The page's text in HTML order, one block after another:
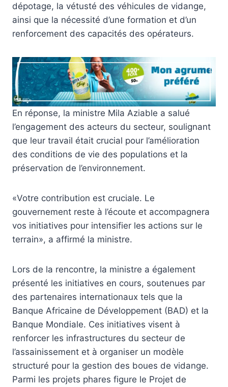
dépotage, la vétusté des véhicules de vidange,
ainsi que la nécessité d’une formation et d’un
renforcement des capacités des opérateurs.
En réponse, la ministre Mila Aziable a salué
l’engagement des acteurs du secteur, soulignant
que leur travail était crucial pour l’amélioration
des conditions de vie des populations et la
préservation de l’environnement.
«Votre contribution est cruciale. Le
gouvernement reste à l’écoute et accompagnera
vos initiatives pour intensifier les actions sur le
terrain», a affirmé la ministre.
Lors de la rencontre, la ministre a également
présenté les initiatives en cours, soutenues par
des partenaires internationaux tels que la
Banque Africaine de Développement (BAD) et la
Banque Mondiale. Ces initiatives visent à
renforcer les infrastructures du secteur de
l’assainissement et à organiser un modèle
structuré pour la gestion des boues de vidange.
Parmi les projets phares figure le Projet de